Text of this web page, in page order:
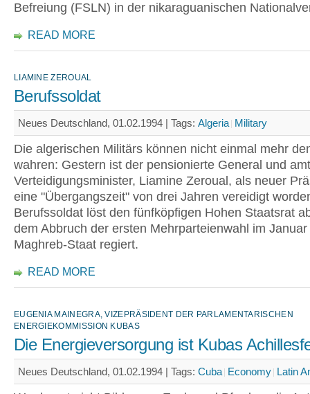
Befreiung (FSLN) in der nikaraguanischen
READ MORE
LIAMINE ZEROUAL
Berufssoldat
Neues Deutschland, 01.02.1994 | Tags: Algeria Military
Die algerischen Militärs können nicht einmal mehr
wahren: Gestern ist der pensionierte General und
Verteidigungsminister, Liamine Zeroual, als neuer
eine "Übergangszeit" von drei Jahren vereidigt
Berufssoldat löst den fünfköpfigen Hohen Staatsrat
dem Abbruch der ersten Mehrparteienwahl im
Maghreb-Staat regiert.
READ MORE
EUGENIA MAINEGRA, VIZEPRÄSIDENT DER PARLAMENTARISCHEN
ENERGIEKOMMISSION KUBAS
Die Energieversorgung ist Kubas
Neues Deutschland, 01.02.1994 | Tags: Cuba Economy Latin